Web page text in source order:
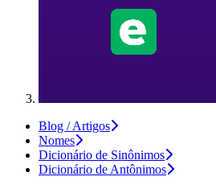
Blog / Artigos
Nomes
Dicionário de Sinônimos
Dicionário de Antônimos